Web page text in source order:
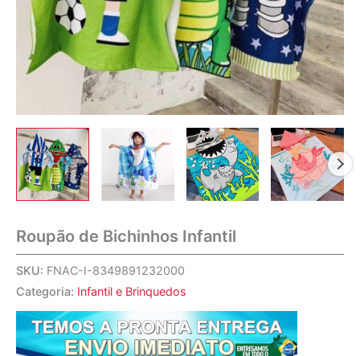
Roupão de Bichinhos Infantil
SKU: FNAC-I-8349891232000
Categoria: Infantil e Brinquedos